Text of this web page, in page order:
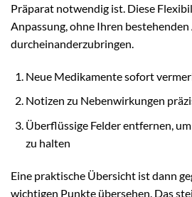
Präparat notwendig ist. Diese
Anpassung, ohne Ihren
durcheinanderzubringen.
Neue Medikamente sofort
Notizen zu Nebenwirkungen
Überflüssige Felder entfernen,
zu halten
Eine praktische Übersicht ist dann
wichtigen Punkte übersehen. Das